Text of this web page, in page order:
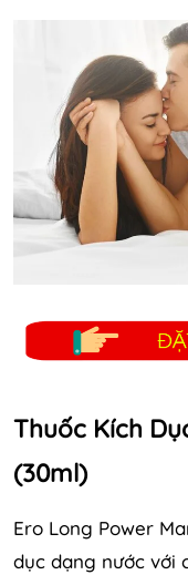
Thuốc Kích
(30ml)
Ero Long Power
dục dạng nước với